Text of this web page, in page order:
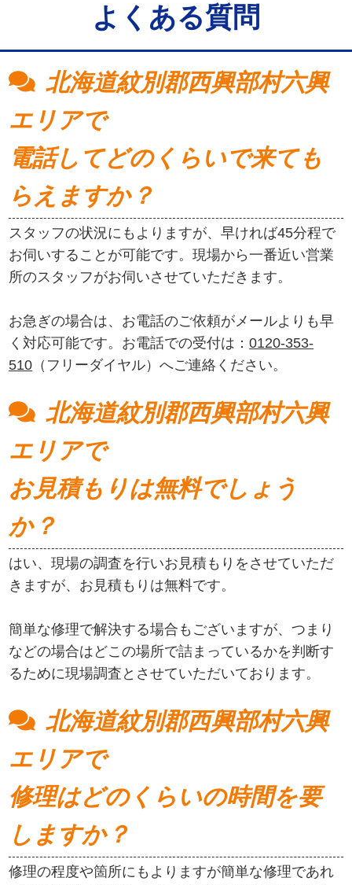
よくある質問
北海道紋別郡西興部村六興
エリアで
電話してどのくらいで来ても
らえますか？
スタッフの状況にもよりますが、早ければ45分程で
お伺いすることが可能です。現場から一番近い営業
所のスタッフがお伺いさせていただきます。
お急ぎの場合は、お電話のご依頼がメールよりも早
く対応可能です。お電話での受付は：0120-353-
510 （フリーダイヤル）へご連絡ください。
北海道紋別郡西興部村六興
エリアで
お見積もりは無料でしょう
か？
はい、現場の調査を行いお見積もりをさせていただ
きますが、お見積もりは無料です。
簡単な修理で解決する場合もございますが、つまり
などの場合はどこの場所で詰まっているかを判断す
るために現場調査とさせていただいております。
北海道紋別郡西興部村六興
エリアで
修理はどのくらいの時間を要
しますか？
修理の程度や箇所にもよりますが簡単な修理であれ